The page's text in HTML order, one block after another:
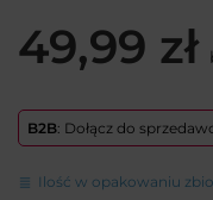
49,99 zł
B2B: Dołącz do
Ilość w opakowaniu